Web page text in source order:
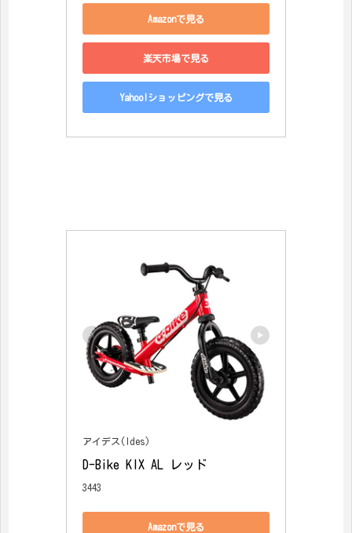
Amazonで見る
楽天市場で見る
Yahoo!ショッピングで見る
アイデス(Ides)
D-Bike KIX AL レッド
3443
Amazonで見る